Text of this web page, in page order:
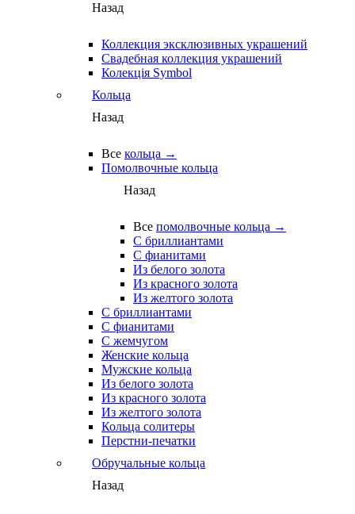
Назад
Коллекция эксклюзивных украшений
Свадебная коллекция украшений
Колекція Symbol
Кольца
Назад
Все кольца →
Помолвочные кольца
Назад
Все помолвочные кольца →
С бриллиантами
С фианитами
Из белого золота
Из красного золота
Из желтого золота
С бриллиантами
С фианитами
С жемчугом
Женские кольца
Мужские кольца
Из белого золота
Из красного золота
Из желтого золота
Кольца солитеры
Перстни-печатки
Обручальные кольца
Назад